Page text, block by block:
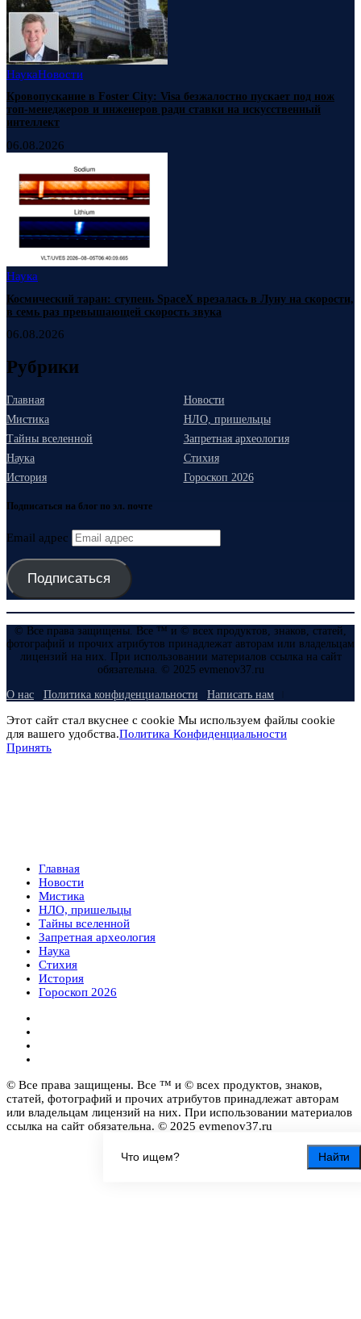
Найти
НаукаНовости
Кровопускание в Foster City: Visa безжалостно пускает под нож
топ-менеджеров и инженеров ради ставки на искусственный
интеллект
06.08.2026
Наука
Космический таран: ступень SpaceX врезалась в Луну на скорости,
в семь раз превышающей скорость звука
06.08.2026
Рубрики
Главная
Новости
Мистика
НЛО, пришельцы
Тайны вселенной
Запретная археология
Наука
Стихия
История
Гороскоп 2026
Подписаться на блог по эл. почте
Email адрес
Подписаться
© Все права защищены. Все ™ и © всех продуктов, знаков, статей,
фотографий и прочих атрибутов принадлежат авторам или владельцам
лицензий на них. При использовании материалов ссылка на сайт
обязательна. © 2025 evmenov37.ru
О нас Политика конфиденциальности Написать нам
Этот сайт стал вкуснее с cookie Мы используем файлы cookie
для вашего удобства.Политика Конфиденциальности
Принять
Главная
Новости
Мистика
НЛО, пришельцы
Тайны вселенной
Запретная археология
Наука
Стихия
История
Гороскоп 2026
© Все права защищены. Все ™ и © всех продуктов, знаков,
статей, фотографий и прочих атрибутов принадлежат авторам
или владельцам лицензий на них. При использовании материалов
ссылка на сайт обязательна. © 2025 evmenov37.ru